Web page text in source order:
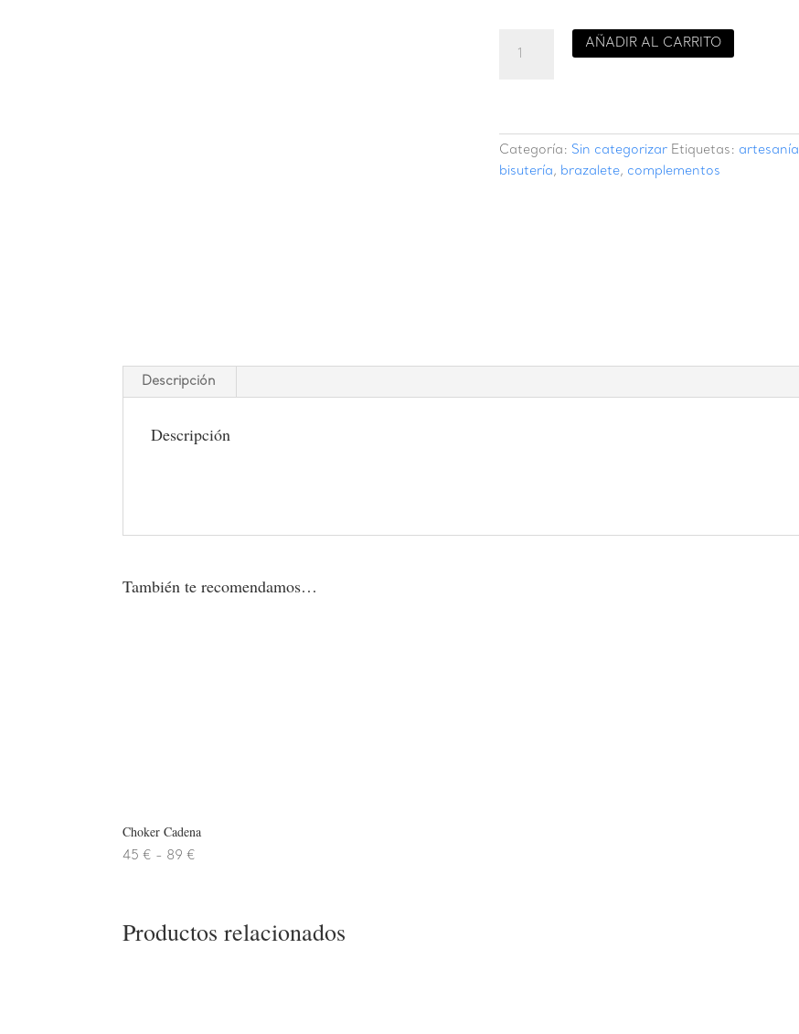
luna
AÑADIR AL CARRITO
Categoría: Sin categorizar Etiquetas: artesanía
bisutería, brazalete, complementos
Descripción
Descripción
También te recomendamos…
Choker Cadena
45€ - 89€
45 €
Productos relacionados